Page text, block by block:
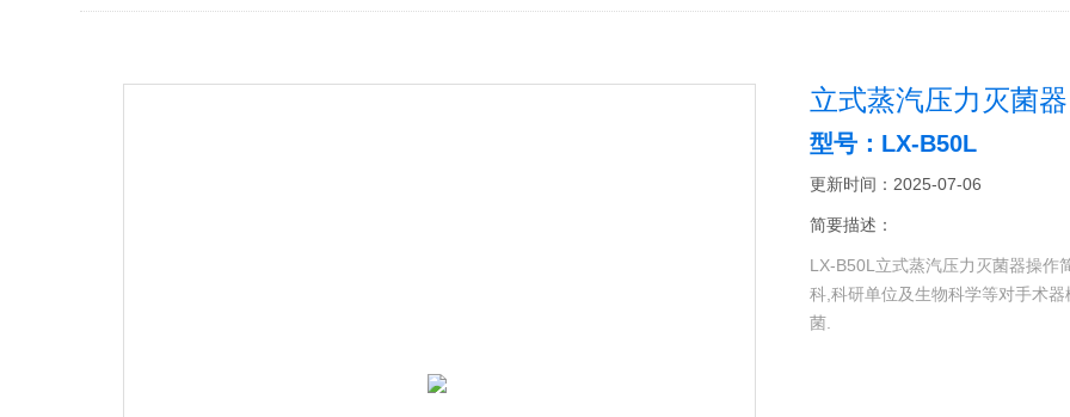
立式蒸汽压力灭菌器
型号：LX-B50L
更新时间：2025-07-06
简要描述：
LX-B50L立式蒸汽压力灭菌器操作
科,科研单位及生物科学等对手术
菌.